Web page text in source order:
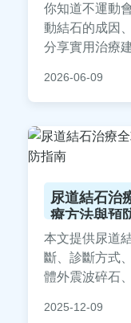
你知道不運動
動結石的成因
分享實用治療
2026-06-09
尿道結石治
療方法與預
本文提供尿道
斷、診斷方式
體外震波碎石
握尿道結石治
2025-12-09